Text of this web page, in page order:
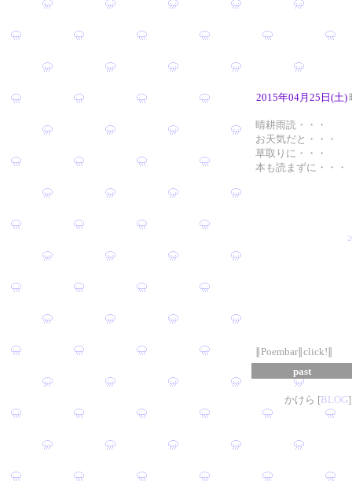
2015年04月25日(土)
晴耕雨読・・・
お天気だと・・・
草取りに・・・
本も読まずに・・・
∥Poembar∥click!∥
past
かけら [BLOG